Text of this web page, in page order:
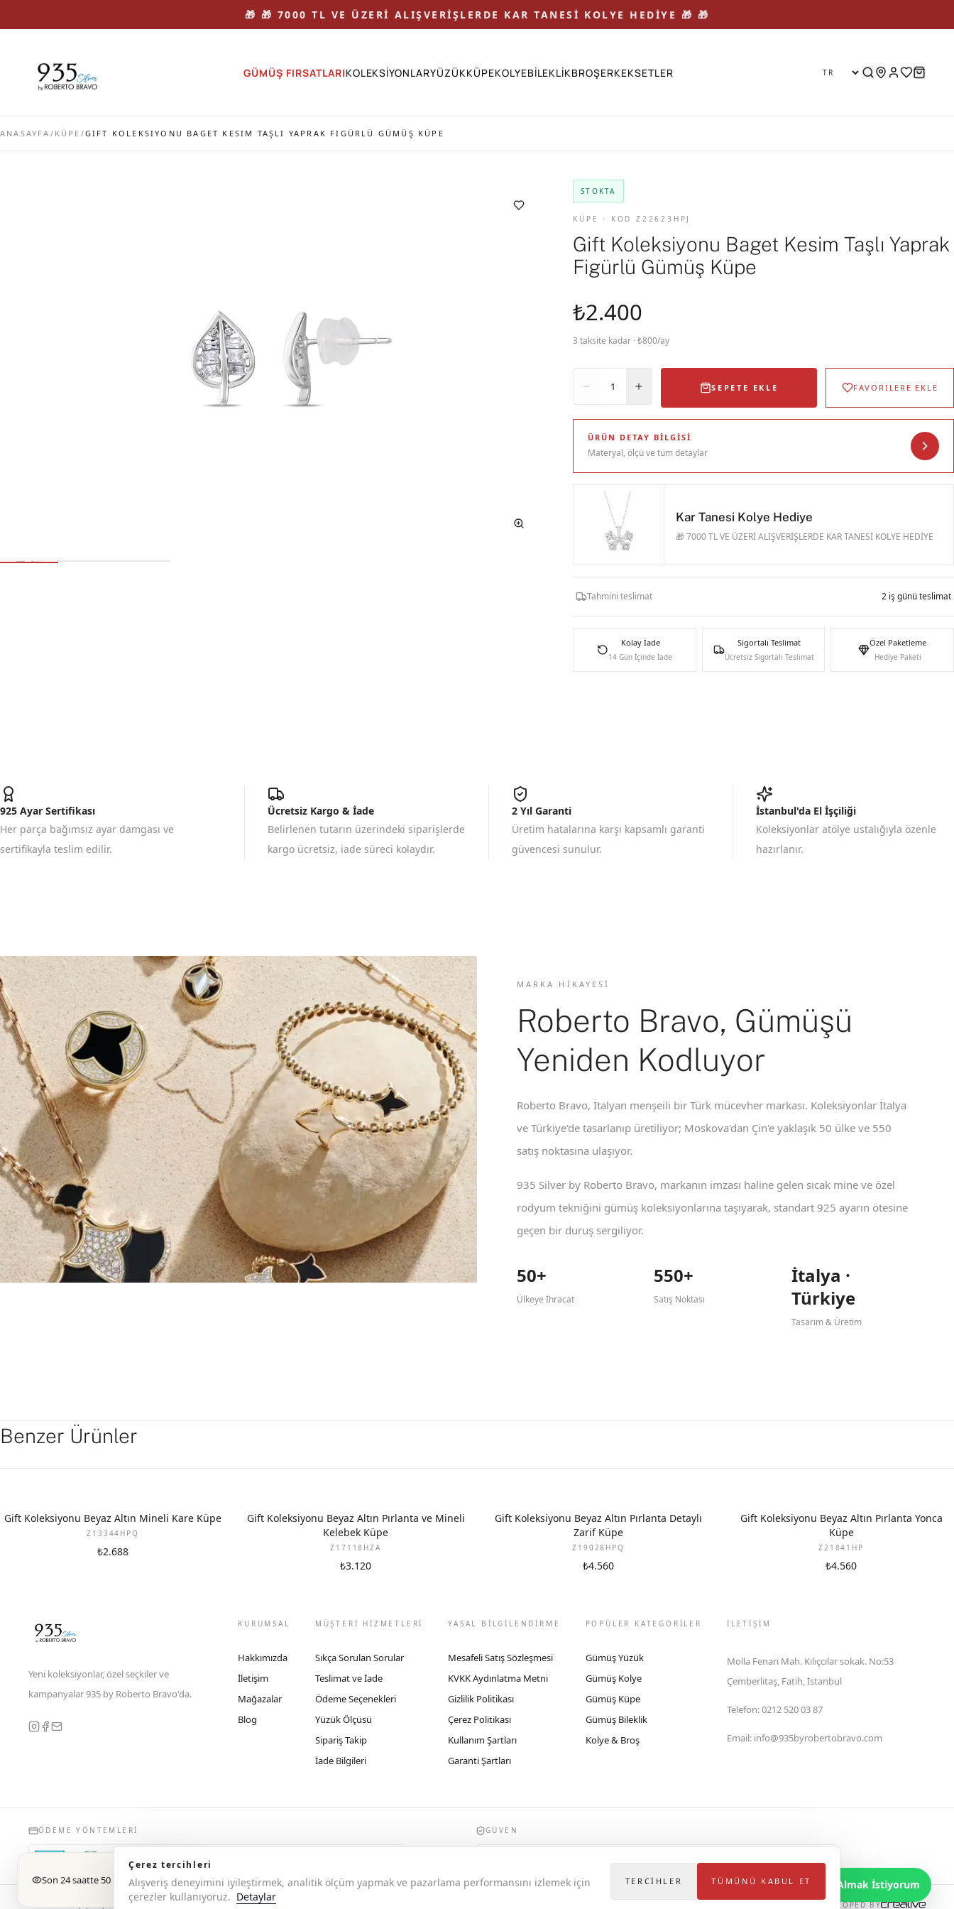
🎁 🎁 7000 TL VE ÜZERİ ALIŞVERİŞLERDE KAR TANESİ KOLYE HEDİYE 🎁 🎁
GÜMÜŞ FIRSATLARIKOLEKSİYONLARYÜZÜKKÜPEKOLYEBİLEKLİKBROŞERKEKSETLER
ANASAYFA / KÜPE /GIFT KOLEKSIYONU BAGET KESIM TAŞLI YAPRAK FIGÜRLÜ GÜMÜŞ KÜPE
STOKTA
KÜPE · KOD Z22623HPJ
Gift Koleksiyonu Baget Kesim Taşlı Yaprak
Figürlü Gümüş Küpe
Son 24 saatte 50 kişi baktı
₺2.400
3 taksite kadar · ₺800/ay
1 SEPETE EKLE FAVORİLERE EKLE
ÜRÜN DETAY BILGISI
Materyal, ölçü ve tüm detaylar
Kar Tanesi Kolye Hediye
🎁 7000 TL VE ÜZERİ ALIŞVERİŞLERDE KAR TANESİ KOLYE HEDİYE
Tahmini teslimat 2 iş günü teslimat
Kolay İade
14 Gün İçinde İade
Sigortalı Teslimat
Ücretsiz Sigortalı Teslimat
Özel Paketleme
Hediye Paketi
925 Ayar Sertifikası
Her parça bağımsız ayar damgası ve
sertifikayla teslim edilir.
Ücretsiz Kargo & İade
Belirlenen tutarın üzerindeki siparişlerde
kargo ücretsiz, iade süreci kolaydır.
2 Yıl Garanti
Üretim hatalarına karşı kapsamlı garanti
güvencesi sunulur.
İstanbul'da El İşçiliği
Koleksiyonlar atölye ustalığıyla özenle
hazırlanır.
MARKA HIKAYESI
Roberto Bravo, Gümüşü
Yeniden Kodluyor
Roberto Bravo, İtalyan menşeili bir Türk mücevher markası. Koleksiyonlar İtalya
ve Türkiye'de tasarlanıp üretiliyor; Moskova'dan Çin'e yaklaşık 50 ülke ve 550
satış noktasına ulaşıyor.
935 Silver by Roberto Bravo, markanın imzası haline gelen sıcak mine ve özel
rodyum tekniğini gümüş koleksiyonlarına taşıyarak, standart 925 ayarın ötesine
geçen bir duruş sergiliyor.
50+
Ülkeye İhracat
550+
Satış Noktası
İtalya ·
Türkiye
Tasarım & Üretim
Benzer Ürünler
YENI
Gift Koleksiyonu Beyaz Altın Mineli Kare Küpe
Z13344HPQ
₺2.688
YENI
Gift Koleksiyonu Beyaz Altın Pırlanta ve Mineli
Kelebek Küpe
Z17118HZA
₺3.120
YENI
Gift Koleksiyonu Beyaz Altın Pırlanta Detaylı
Zarif Küpe
Z19028HPQ
₺4.560
YENI
Gift Koleksiyonu Beyaz Altın Pırlanta Yonca
Küpe
Z21841HP
₺4.560
Yeni koleksiyonlar, özel seçkiler ve
kampanyalar 935 by Roberto Bravo'da.
KURUMSAL
Hakkımızda
İletişim
Mağazalar
Blog
MÜŞTERİ HİZMETLERİ
Sıkça Sorulan Sorular
Teslimat ve İade
Ödeme Seçenekleri
Yüzük Ölçüsü
Sipariş Takip
İade Bilgileri
YASAL BİLGİLENDİRME
Mesafeli Satış Sözleşmesi
KVKK Aydınlatma Metni
Gizlilik Politikası
Çerez Politikası
Kullanım Şartları
Garanti Şartları
POPÜLER KATEGORİLER
Gümüş Yüzük
Gümüş Kolye
Gümüş Küpe
Gümüş Bileklik
Kolye & Broş
İLETIŞIM
Molla Fenari Mah. Kılıçcılar sokak. No:53
Çemberlitaş, Fatih, İstanbul
Telefon:0212 520 03 87
Email: info@935byrobertobravo.com
ÖDEME YÖNTEMLERI GÜVEN
© 2026 Copyright 935 by Roberto Bravo DEVELOPED BY
Bilgi Almak İstiyorum
Çerez tercihleri
Alışveriş deneyimini iyileştirmek, analitik ölçüm yapmak ve pazarlama performansını izlemek için
çerezler kullanıyoruz. Detaylar
TERCIHLER TÜMÜNÜ KABUL ET